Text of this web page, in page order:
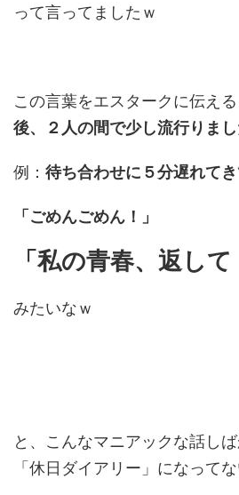
って言ってましたｗ
この言葉をエスタークに伝える
後、２人の間で少し流行りま
例： 待ち合わせに５分遅れてき
「ごめんごめん！」
「私の青春、返して
みたいなｗ
と、こんなマニアックな話し
「休日ダイアリー」になってな